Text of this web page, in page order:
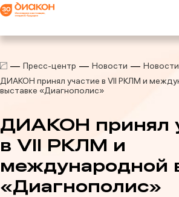
Пресс-центр Новости
ДИАКОН принял участие в VII РКЛМ и
выставке «Диагнополис»
ДИАКОН принял
в VII РКЛМ и
международной
«Диагнополис»